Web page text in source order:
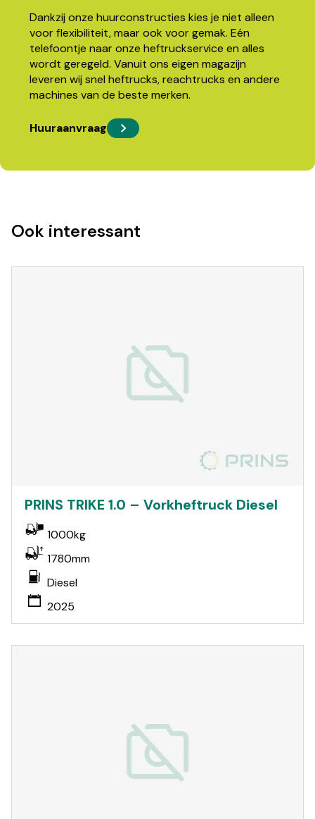
Dankzij onze huurconstructies kies je niet alleen
voor flexibiliteit, maar ook voor gemak. Eén
telefoontje naar onze heftruckservice en alles
wordt geregeld. Vanuit ons eigen magazijn
leveren wij snel heftrucks, reachtrucks en andere
machines van de beste merken.
Huuraanvraag
Ook interessant
PRINS TRIKE 1.0 – Vorkheftruck Diesel
1000kg
1780mm
Diesel
2025